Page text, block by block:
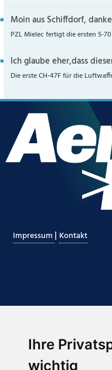
Ihre
wichtig
Moin aus Schiffdorf,
PZL Mielec fertigt die ersten S-
Ich glaube eher,dass
Die erste CH-47F für die
Impressum | Kontakt
Abonnieren Sie